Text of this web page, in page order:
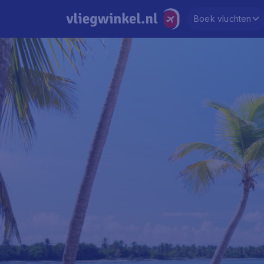
Boek vluchten